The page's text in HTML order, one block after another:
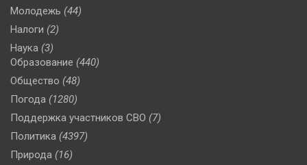
Молодежь (44)
Налоги (2)
Наука (3)
Образование (440)
Общество (48)
Погода (1280)
Поддержка участников СВО (7)
Политика (4397)
Природа (16)